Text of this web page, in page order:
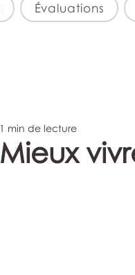
Évaluations
Mieux
1 min de lecture